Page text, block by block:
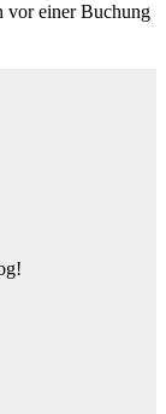
vor einer Buchung